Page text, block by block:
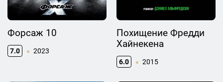
Форсаж 10
7.0 2023
Похищение Фредди
Хайнекена
6.0 2015